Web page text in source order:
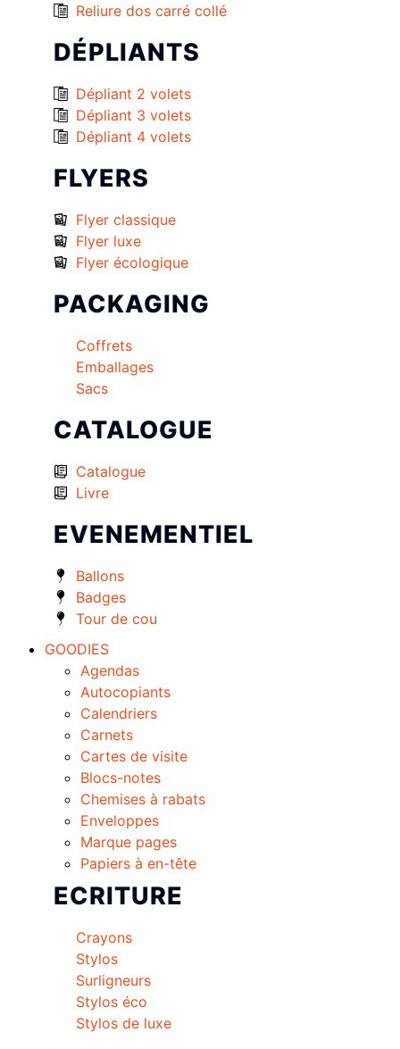
Reliure dos carré collé
DÉPLIANTS
Dépliant 2 volets
Dépliant 3 volets
Dépliant 4 volets
FLYERS
Flyer classique
Flyer luxe
Flyer écologique
PACKAGING
Coffrets
Emballages
Sacs
CATALOGUE
Catalogue
Livre
EVENEMENTIEL
Ballons
Badges
Tour de cou
GOODIES
Agendas
Autocopiants
Calendriers
Carnets
Cartes de visite
Blocs-notes
Chemises à rabats
Enveloppes
Marque pages
Papiers à en-tête
ECRITURE
Crayons
Stylos
Surligneurs
Stylos éco
Stylos de luxe